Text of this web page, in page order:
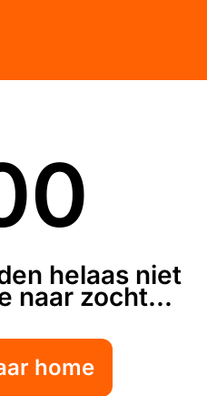
helaas niet
naar zocht...
home